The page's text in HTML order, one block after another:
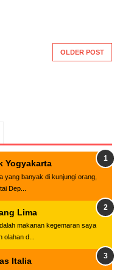
OLDER POST
Yogyakarta
yang banyak di kunjungi orang,
Dep...
Lima
makanan kegemaran saya
d...
Italia